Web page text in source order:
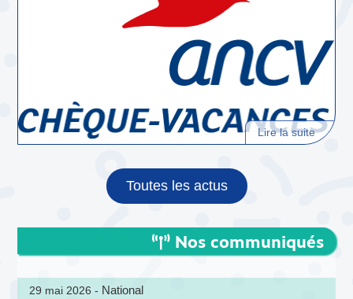
Lire la suite
Toutes les actus
Nos communiqués
29 mai 2026 - National